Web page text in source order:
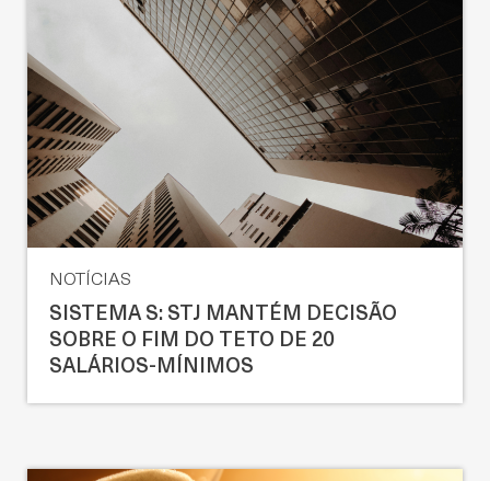
NOTÍCIAS
SISTEMA S: STJ MANTÉM DECISÃO
SOBRE O FIM DO TETO DE 20
SALÁRIOS-MÍNIMOS